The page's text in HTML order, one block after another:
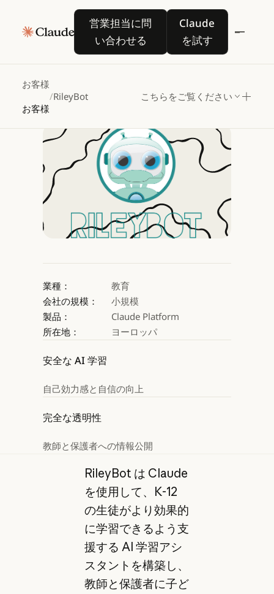
営業担当に問
い合わせる
営業担当に問い合わせる
Claude
を試す
Claude を試す
お客様
お客様
/RileyBot こちらをご覧ください
RileyBotがClaudeで
生徒向けの安全なAI
学習体験を構築
Claude を試す
Claude を試す
業種：
教育
会社の規模：
小規模
製品：
Claude Platform
所在地：
ヨーロッパ
安全な AI 学習
自己効力感と自信の向上
完全な透明性
教師と保護者への情報公開
RileyBot は Claude
を使用して、K-12
の生徒がより効果的
に学習できるよう支
援する AI 学習アシ
スタントを構築し、
教師と保護者に子ど